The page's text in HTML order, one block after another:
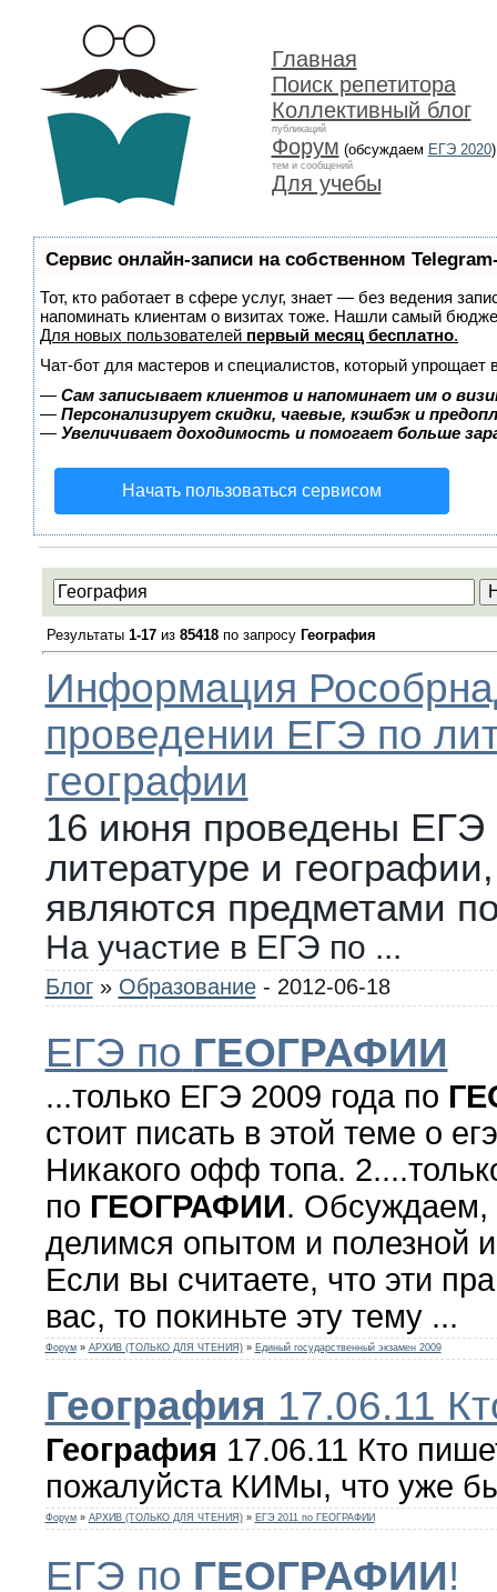
Главная
Поиск репетитора
Коллективный блог
публикаций
Форум (обсуждаем ЕГЭ 2020)
тем и сообщений
Для учебы
Сервис онлайн-записи на собственном
Тот, кто работает в сфере услуг, знает — без ведения
напоминать клиентам о визитах тоже. Нашли самый
Для новых пользователей первый месяц бесплатно.
Чат-бот для мастеров и специалистов, который упрощает
— Сам записывает клиентов и напоминает им о
— Персонализирует скидки, чаевые, кэшбэк и
— Увеличивает доходимость и помогает больше
Начать пользоваться сервисом
Результаты 1-17из 85418по запросу География
Информация
проведении ЕГЭ по
географии
16 июня проведены ЕГЭ
литературе и
являются предметами
На участие в ЕГЭ по ...
Блог » Образование- 2012-06-18
ЕГЭ по ГЕОГРАФИИ
...только ЕГЭ 2009 года по
стоит писать в этой теме о
Никакого офф топа.
по ГЕОГРАФИИ.
делимся опытом и полезной
Если вы считаете, что эти
вас, то покиньте эту тему ...
Форум » АРХИВ (ТОЛЬКО ДЛЯ ЧТЕНИЯ) » Единый государственный экзамен 2009
География 17.06.11
География 17.06.11 Кто
пожалуйста КИМы, что уже
Форум » АРХИВ (ТОЛЬКО ДЛЯ ЧТЕНИЯ) » ЕГЭ 2011 по ГЕОГРАФИИ
ЕГЭ по ГЕОГРАФИИ!